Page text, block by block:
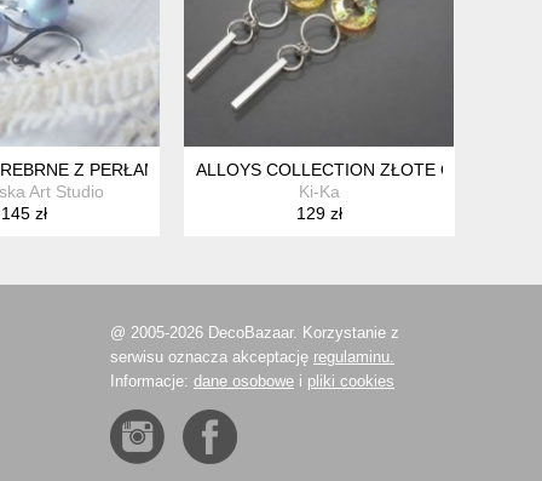
Z PERŁAMI
Art Studio
145 zł
ALLOYS COLLECTION ZŁOTE OBRĄCZKI -
Ki-Ka
129 zł
@ 2005-2026 DecoBazaar. Korzystanie z
serwisu oznacza akceptację regulaminu.
Informacje: dane osobowe i pliki cookies